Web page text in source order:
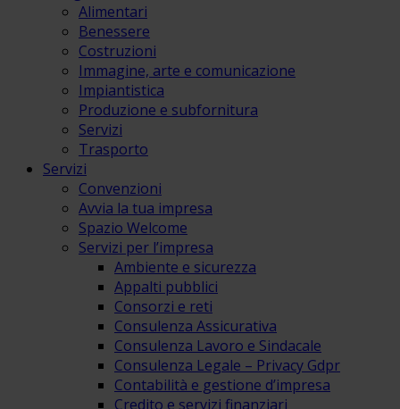
Alimentari
Benessere
Costruzioni
Immagine, arte e comunicazione
Impiantistica
Produzione e subfornitura
Servizi
Trasporto
Servizi
Convenzioni
Avvia la tua impresa
Spazio Welcome
Servizi per l’impresa
Ambiente e sicurezza
Appalti pubblici
Consorzi e reti
Consulenza Assicurativa
Consulenza Lavoro e Sindacale
Consulenza Legale – Privacy Gdpr
Contabilità e gestione d’impresa
Credito e servizi finanziari